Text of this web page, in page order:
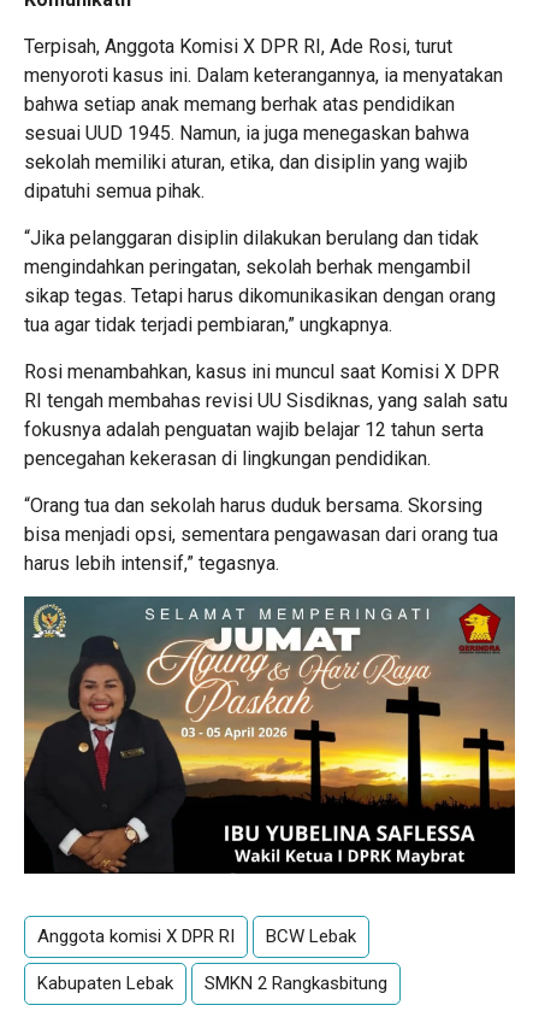
Terpisah, Anggota Komisi X DPR RI, Ade Rosi, turut
menyoroti kasus ini. Dalam keterangannya, ia menyatakan
bahwa setiap anak memang berhak atas pendidikan
sesuai UUD 1945. Namun, ia juga menegaskan bahwa
sekolah memiliki aturan, etika, dan disiplin yang wajib
dipatuhi semua pihak.
“Jika pelanggaran disiplin dilakukan berulang dan tidak
mengindahkan peringatan, sekolah berhak mengambil
sikap tegas. Tetapi harus dikomunikasikan dengan orang
tua agar tidak terjadi pembiaran,” ungkapnya.
Rosi menambahkan, kasus ini muncul saat Komisi X DPR
RI tengah membahas revisi UU Sisdiknas, yang salah satu
fokusnya adalah penguatan wajib belajar 12 tahun serta
pencegahan kekerasan di lingkungan pendidikan.
“Orang tua dan sekolah harus duduk bersama. Skorsing
bisa menjadi opsi, sementara pengawasan dari orang tua
harus lebih intensif,” tegasnya.
Anggota komisi X DPR RI BCW Lebak
Kabupaten Lebak SMKN 2 Rangkasbitung